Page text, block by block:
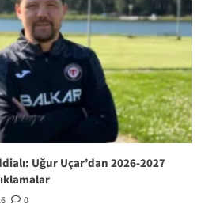
Uğur Uçar’dan 2026-2027
0